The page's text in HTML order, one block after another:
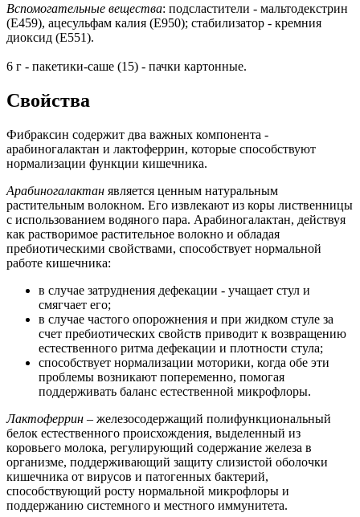
Вспомогательные вещества: подсластители - мальтодекстрин
(Е459), ацесульфам калия (Е950); стабилизатор - кремния
диоксид (Е551).
6 г - пакетики-саше (15) - пачки картонные.
Свойства
Фибраксин содержит два важных компонента -
арабиногалактан и лактоферрин, которые способствуют
нормализации функции кишечника.
Арабиногалактан является ценным натуральным
растительным волокном. Его извлекают из коры лиственницы
с использованием водяного пара. Арабиногалактан, действуя
как растворимое растительное волокно и обладая
пребиотическими свойствами, способствует нормальной
работе кишечника:
в случае затруднения дефекации - учащает стул и
смягчает его;
в случае частого опорожнения и при жидком стуле за
счет пребиотических свойств приводит к возвращению
естественного ритма дефекации и плотности стула;
способствует нормализации моторики, когда обе эти
проблемы возникают попеременно, помогая
поддерживать баланс естественной микрофлоры.
Лактоферрин – железосодержащий полифункциональный
белок естественного происхождения, выделенный из
коровьего молока, регулирующий содержание железа в
организме, поддерживающий защиту слизистой оболочки
кишечника от вирусов и патогенных бактерий,
способствующий росту нормальной микрофлоры и
поддержанию системного и местного иммунитета.